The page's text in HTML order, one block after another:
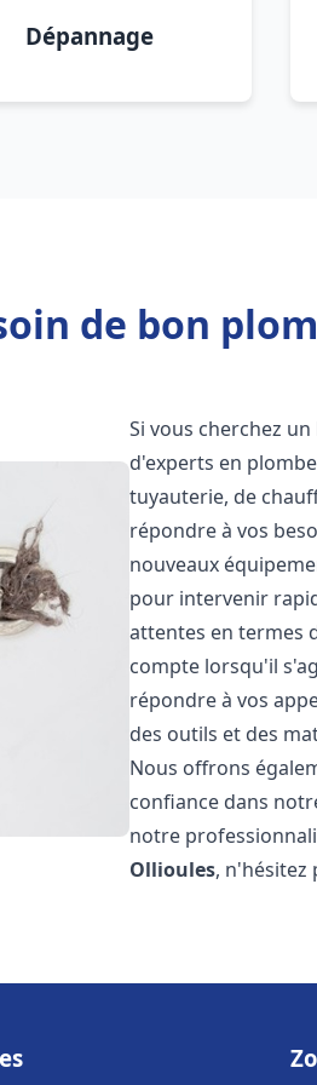
Dépannage
de bon
Si vous cherchez un
d'experts en
tuyauterie, de
répondre à vos
nouveaux
pour intervenir
attentes en termes
compte lorsqu'il
répondre à vos
des outils et des
Nous offrons
confiance dans
notre
Ollioules, n'hésitez